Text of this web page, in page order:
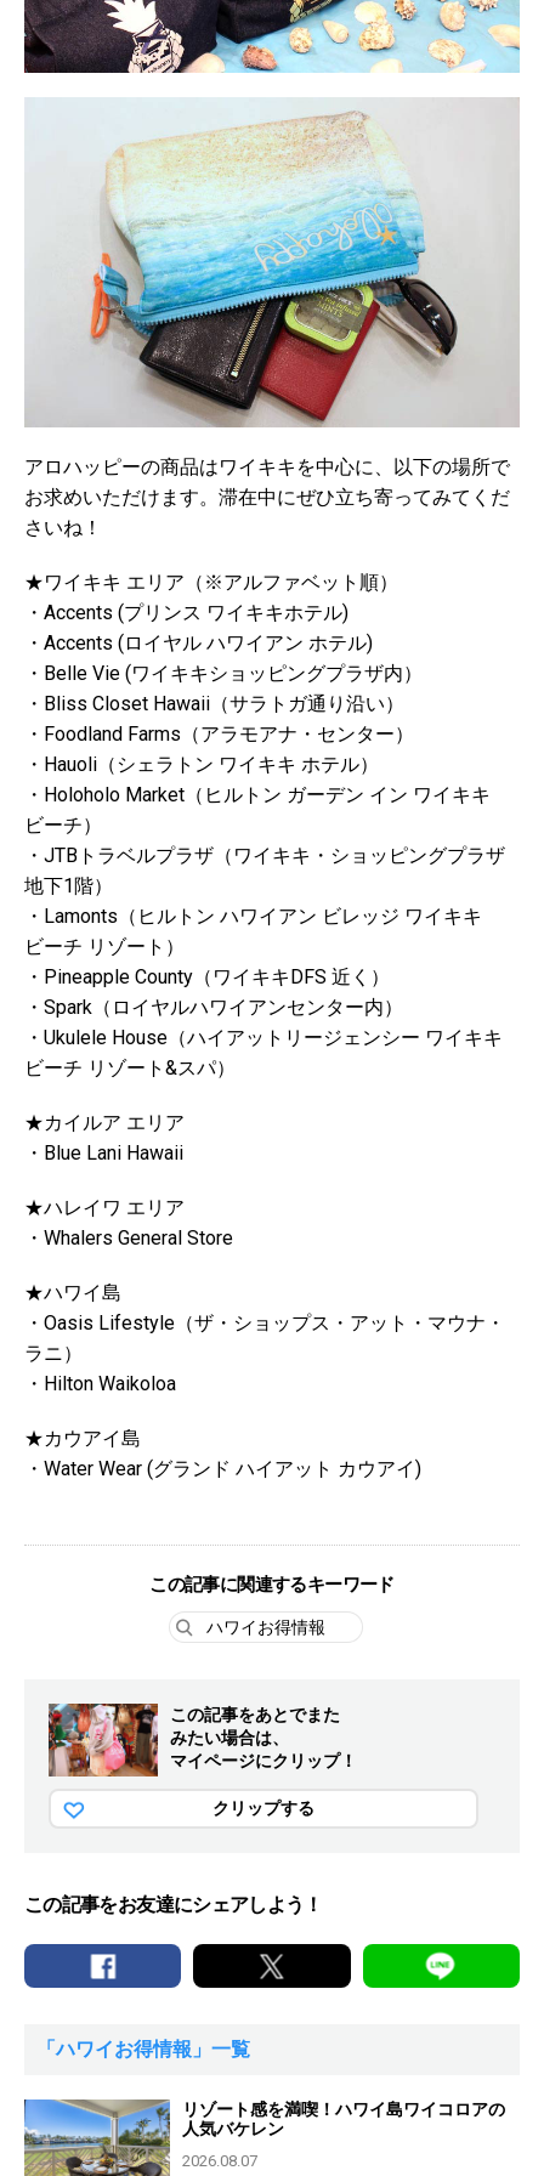
アロハッピーの商品はワイキキを中心に、以下の場所で
お求めいただけます。滞在中にぜひ立ち寄ってみてくだ
さいね！
★ワイキキ エリア （※アルファベット順）
・Accents (プリンス ワイキキホテル)
・Accents (ロイヤル ハワイアン ホテル)
・Belle Vie (ワイキキショッピングプラザ内）
・Bliss Closet Hawaii（サラトガ通り沿い）
・Foodland Farms（アラモアナ・センター）
・Hauoli（シェラトン ワイキキ ホテル）
・Holoholo Market（ヒルトン ガーデン イン ワイキキ
ビーチ）
・JTBトラベルプラザ（ワイキキ・ショッピングプラザ
地下1階）
・Lamonts（ヒルトン ハワイアン ビレッジ ワイキキ
ビーチ リゾート）
・Pineapple County（ワイキキDFS 近く）
・Spark（ロイヤルハワイアンセンター内）
・Ukulele House（ハイアットリージェンシー ワイキキ
ビーチ リゾート&スパ）
★カイルア エリア
・Blue Lani Hawaii
★ハレイワ エリア
・Whalers General Store
★ハワイ島
・Oasis Lifestyle（ザ・ショップス・アット・マウナ・
ラニ）
・Hilton Waikoloa
★カウアイ島
・Water Wear (グランド ハイアット カウアイ)
この記事に関連するキーワード
ハワイお得情報
この記事をあとでまた
みたい場合は、
マイページにクリップ！
クリップする
この記事をお友達にシェアしよう！
「ハワイお得情報」一覧
リゾート感を満喫！ハワイ島ワイコロアの
人気バケレン
2026.08.07